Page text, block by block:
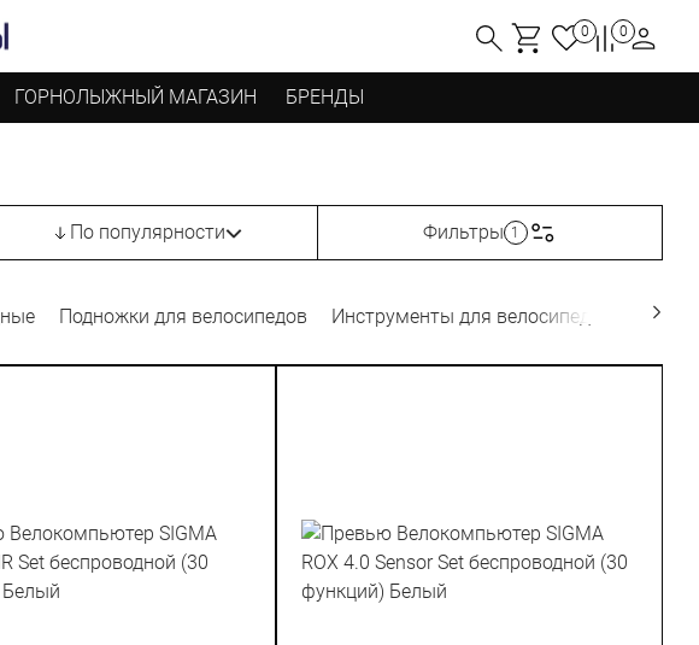
0 0
ГОРНОЛЫЖНЫЙ МАГАЗИН БРЕНДЫ
По популярности Фильтры 1
Подножки для велосипедов Инструменты для велосипедов